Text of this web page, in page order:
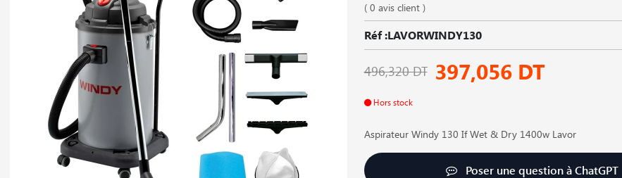
( 0 avis client )
Réf :LAVORWINDY130
496,320 DT 397,056 DT
Hors stock
Aspirateur Windy 130 If Wet & Dry 1400w Lavor
Poser une question à ChatGPT